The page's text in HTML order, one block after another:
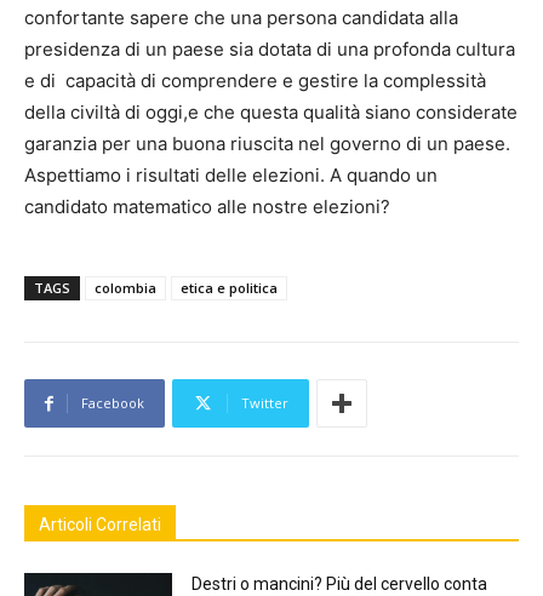
confortante sapere che una persona candidata alla
presidenza di un paese sia dotata di una profonda cultura
e di capacità di comprendere e gestire la complessità
della civiltà di oggi,e che questa qualità siano considerate
garanzia per una buona riuscita nel governo di un paese.
Aspettiamo i risultati delle elezioni. A quando un
candidato matematico alle nostre elezioni?
TAGS colombia etica e politica
Facebook Twitter
Articoli Correlati
Destri o mancini? Più del cervello conta